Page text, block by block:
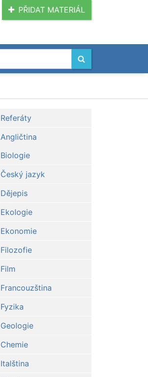
PŘIDAT MATERIÁL
Referáty
Angličtina
Biologie
Český jazyk
Dějepis
Ekologie
Ekonomie
Filozofie
Film
Francouzština
Fyzika
Geologie
Chemie
Italština